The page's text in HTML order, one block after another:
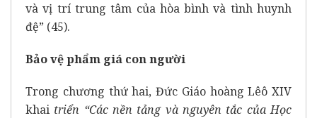
và vị trí trung tâm của hòa bình và tình huynh
đệ” (45).
Bảo vệ phẩm giá con người
Trong chương thứ hai, Đức Giáo hoàng Lêô XIV
khai triển “Các nền tảng và nguyên tắc của Học